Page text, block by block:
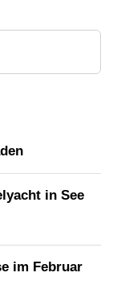
in See
im Februar